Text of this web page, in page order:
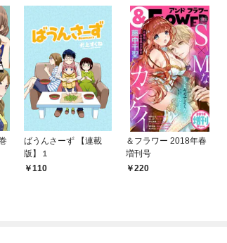
ばうんさーず 【連載
版】１
110
＆フラワー 2018年春
増刊号
220